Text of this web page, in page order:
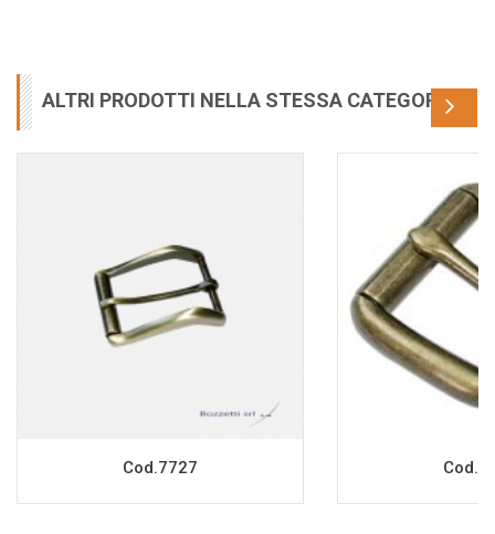
ALTRI PRODOTTI NELLA STESSA CATEGORIA
Cod.7727